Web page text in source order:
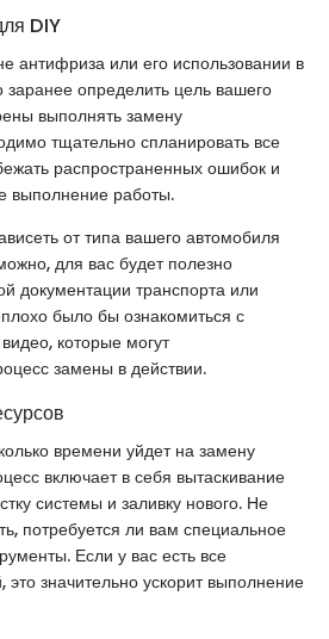
DIY
антифриза или его использовании в
определить цель вашего
выполнять замену
тщательно спланировать все
распространенных ошибок и
выполнение работы.
от типа вашего автомобиля
для вас будет полезно
документации транспорта или
было бы ознакомиться с
которые могут
замены в действии.
времени уйдет на замену
включает в себя вытаскивание
системы и заливку нового. Не
потребуется ли вам специальное
Если у вас есть все
значительно ускорит выполнение